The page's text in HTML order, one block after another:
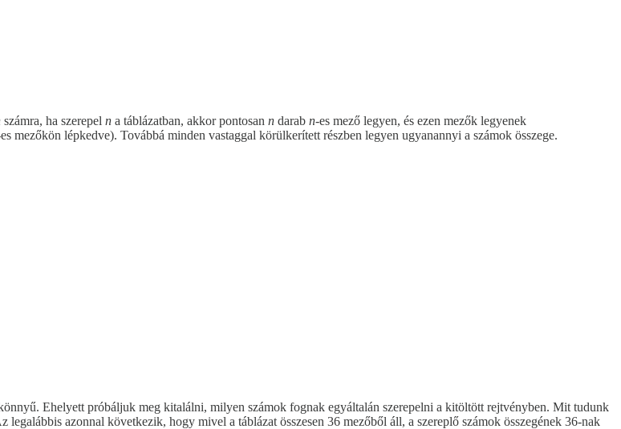
számra, ha szerepel n a táblázatban, akkor pontosan n darab n-es mező legyen, és ezen mezők legyenek
mezőkön lépkedve). Továbbá minden vastaggal körülkerített részben legyen ugyanannyi a számok összege.
Ehelyett próbáljuk meg kitalálni, milyen számok fognak egyáltalán szerepelni a kitöltött rejtvényben. Mit tudunk
legalábbis azonnal következik, hogy mivel a táblázat összesen 36 mezőből áll, a szereplő számok összegének 36-nak